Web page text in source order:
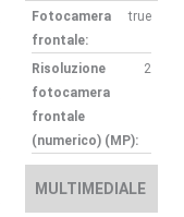
Fotocamera
frontale:
true
Risoluzione
fotocamera
frontale
(numerico) (MP):
2
MULTIMEDIALE